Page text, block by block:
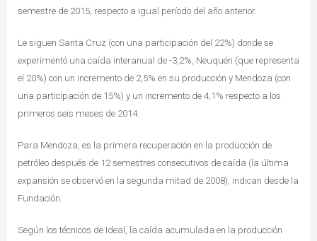
semestre de 2015, respecto a igual período del año anterior.
Le siguen Santa Cruz (con una participación del 22%) donde se
experimentó una caída interanual de -3,2%, Neuquén (que representa
el 20%) con un incremento de 2,5% en su producción y Mendoza (con
una participación de 15%) y un incremento de 4,1% respecto a los
primeros seis meses de 2014.
Para Mendoza, es la primera recuperación en la producción de
petróleo después de 12 semestres consecutivos de caída (la última
expansión se observó en la segunda mitad de 2008), indican desde la
Fundación.
Según los técnicos de Ideal, la caída acumulada en la producción